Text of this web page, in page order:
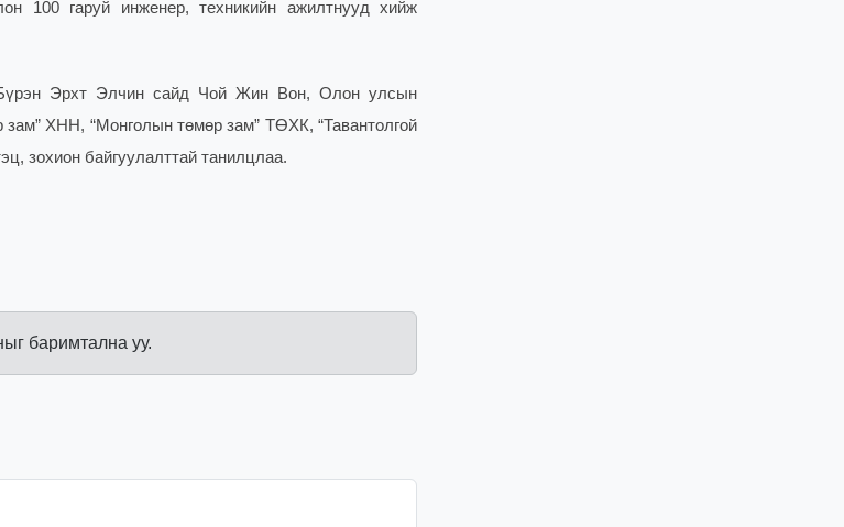
100 гаруй инженер, техникийн ажилтнууд хийж
Эрхт Элчин сайд Чой Жин Вон, Олон улсын
зам” ХНН, “Монголын төмөр зам” ТӨХК, “Тавантолгой
зохион байгуулалттай танилцлаа.
баримтална уу.